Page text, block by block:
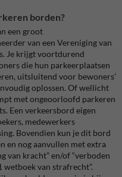
borden?
een groot
van een Vereniging van
Je krijgt voortdurend
die hun parkeerplaatsen
uitsluitend voor bewoners’
oplossen. Of wellicht
met ongeoorloofd parkeren
Een verkeersbord eigen
medewerkers
Bovendien kun je dit bord
en nog aanvullen met extra
van kracht” en/of “verboden
van strafrecht”.